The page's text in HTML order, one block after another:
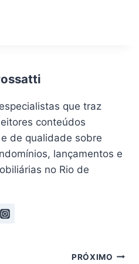
que traz
conteúdos
de qualidade sobre
lançamentos e
no Rio de
PRÓXIMO